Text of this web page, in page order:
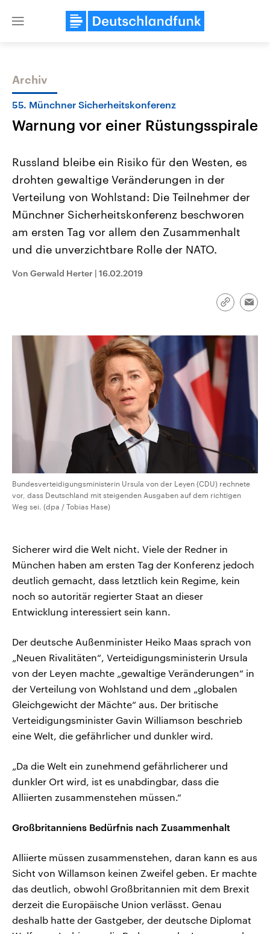
Close
Themen
Landtagswahl Sachsen-Anhalt
2026
Alle Informationen
Sachsen-Anhalt wählt am 6.
September 2026 einen neuen
Bundesland von einer Koalition aus
CDU, SPD und FDP regiert.-
Aktuelle Beiträge,
Hintergründe
Wirtschaftlich und
gehören die Vereinigten
Audio-Archiv
Archiv
55. Münchner Sicherheitskonferenz
Warnung vor einer Rüstungsspirale
Russland bleibe ein Risiko für den Westen, es
drohten gewaltige Veränderungen in der
Verteilung von Wohlstand: Die Teilnehmer der
Münchner Sicherheitskonferenz beschworen
am ersten Tag vor allem den Zusammenhalt
und die unverzichtbare Rolle der NATO.
Von Gerwald Herter | 16.02.2019
Link
Bundesverteidigungsministerin Ursula von der Leyen (CDU) rechnete
vor, dass Deutschland mit steigenden Ausgaben auf dem richtigen
Weg sei. (dpa / Tobias Hase)
Sicherer wird die Welt nicht. Viele der Redner in
München haben am ersten Tag der Konferenz jedoch
deutlich gemacht, dass letztlich kein Regime, kein
noch so autoritär regierter Staat an dieser
Entwicklung interessiert sein kann.
Der deutsche Außenminister Heiko Maas sprach von
„Neuen Rivalitäten“, Verteidigungsministerin Ursula
von der Leyen machte „gewaltige Veränderungen“ in
der Verteilung von Wohlstand und dem „globalen
Gleichgewicht der Mächte“ aus. Der britische
Verteidigungsminister Gavin Williamson beschrieb
eine Welt, die gefährlicher und dunkler wird.
„Da die Welt ein zunehmend gefährlicherer und
dunkler Ort wird, ist es unabdingbar, dass die
Alliierten zusammenstehen müssen.“
Großbritanniens Bedürfnis nach Zusammenhalt
Alliierte müssen zusammenstehen, daran kann es aus
Sicht von Willamson keinen Zweifel geben. Er machte
das deutlich, obwohl Großbritannien mit dem Brexit
derzeit die Europäische Union verlässt. Genau
deshalb hatte der Gastgeber, der deutsche Diplomat